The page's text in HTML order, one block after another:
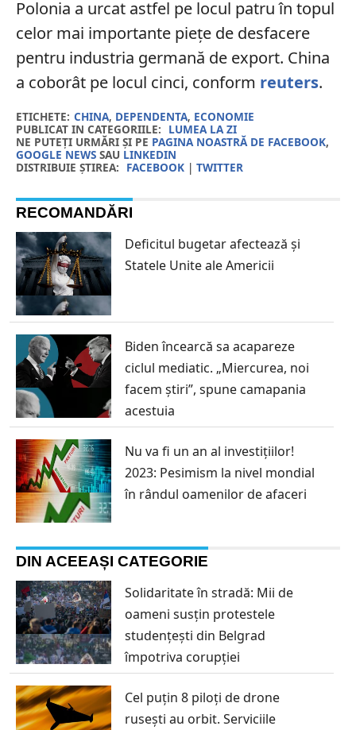
Polonia a urcat astfel pe locul patru în topul
celor mai importante piețe de desfacere
pentru industria germană de export. China
a coborât pe locul cinci, conform reuters.
ETICHETE: CHINA, DEPENDENTA, ECONOMIE
PUBLICAT IN CATEGORIILE: LUMEA LA ZI
NE PUTEȚI URMĂRI ȘI PE PAGINA NOASTRĂ DE FACEBOOK,
GOOGLE NEWSSAU LINKEDIN
DISTRIBUIE ȘTIREA: FACEBOOK| TWITTER
RECOMANDĂRI
Deficitul bugetar afectează și
Statele Unite ale Americii
Biden încearcă sa acapareze
ciclul mediatic. „Miercurea, noi
facem știri”, spune camapania
acestuia
Nu va fi un an al investițiilor!
2023: Pesimism la nivel mondial
în rândul oamenilor de afaceri
DIN ACEEAȘI CATEGORIE
Solidaritate în stradă: Mii de
oameni susțin protestele
studențești din Belgrad
împotriva corupției
Cel puțin 8 piloți de drone
rusești au orbit. Serviciile